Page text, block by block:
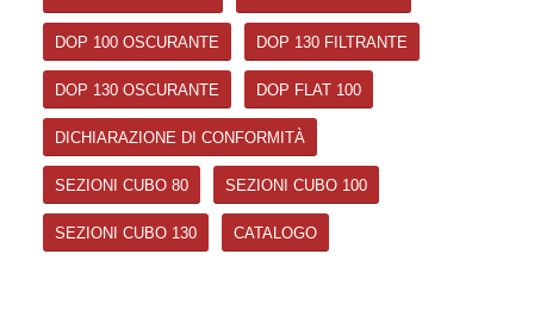
DOP 100 OSCURANTE DOP 130 FILTRANTE
DOP 130 OSCURANTE DOP FLAT 100
DICHIARAZIONE DI CONFORMITÀ
SEZIONI CUBO 80 SEZIONI CUBO 100
SEZIONI CUBO 130 CATALOGO